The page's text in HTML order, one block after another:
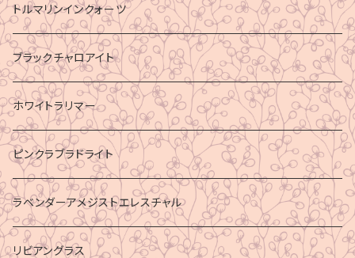
トルマリンインクォーツ
ブラックチャロアイト
ホワイトラリマー
ピンクラブラドライト
ラベンダーアメジストエレスチャル
リビアングラス